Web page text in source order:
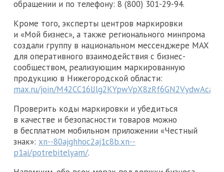
обращении и по телефону: 8 (800) 301-29-94.
Кроме того, эксперты центров маркировки
и «Мой бизнес», а также регионального минпрома
создали группу в национальном мессенджере MAX
для оперативного взаимодействия с бизнес-
сообществом, реализующим маркированную
продукцию в Нижегородской области:
max.ru/join/
Проверить коды маркировки и убедиться
в качестве и безопасности товаров можно
в бесплатном мобильном приложении «Честный
знак»: xn--80ajghhoc2aj1c8b.xn--
p1ai/potrebitelyam/.